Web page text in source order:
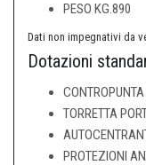
PESO KG.890
Dati non impegnativi da
Dotazioni
TORRETTA
PROTEZIONI